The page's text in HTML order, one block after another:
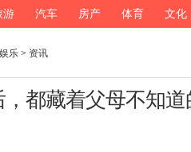
游 汽车 房产 体育 文化
娱乐 > 资讯
都藏着父母不知道